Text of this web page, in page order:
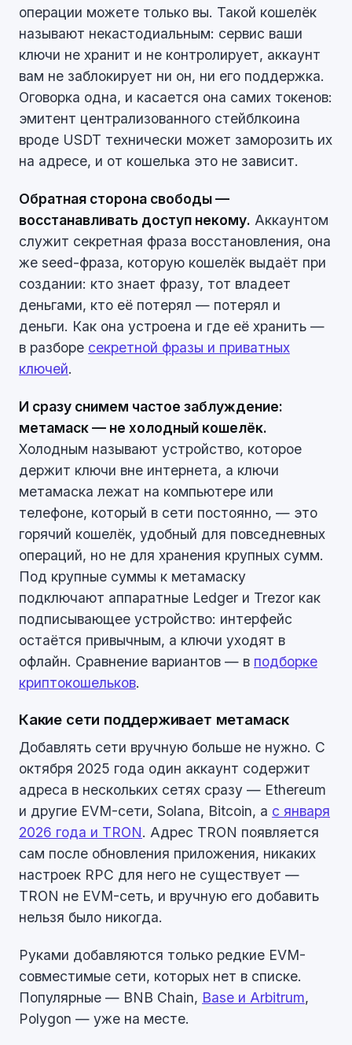
операции можете только вы. Такой кошелёк
называют некастодиальным: сервис ваши
ключи не хранит и не контролирует, аккаунт
вам не заблокирует ни он, ни его поддержка.
Оговорка одна, и касается она самих токенов:
эмитент централизованного стейблкоина
вроде USDT технически может заморозить их
на адресе, и от кошелька это не зависит.
Обратная сторона свободы —
восстанавливать доступ некому. Аккаунтом
служит секретная фраза восстановления, она
же seed-фраза, которую кошелёк выдаёт при
создании: кто знает фразу, тот владеет
деньгами, кто её потерял — потерял и
деньги. Как она устроена и где её хранить —
в разборе секретной фразы и приватных
ключей.
И сразу снимем частое заблуждение:
метамаск — не холодный кошелёк.
Холодным называют устройство, которое
держит ключи вне интернета, а ключи
метамаска лежат на компьютере или
телефоне, который в сети постоянно, — это
горячий кошелёк, удобный для повседневных
операций, но не для хранения крупных сумм.
Под крупные суммы к метамаску
подключают аппаратные Ledger и Trezor как
подписывающее устройство: интерфейс
остаётся привычным, а ключи уходят в
офлайн. Сравнение вариантов — в подборке
криптокошельков.
Какие сети поддерживает метамаск
Добавлять сети вручную больше не нужно. С
октября 2025 года один аккаунт содержит
адреса в нескольких сетях сразу — Ethereum
и другие EVM-сети, Solana, Bitcoin, а с января
2026 года и TRON. Адрес TRON появляется
сам после обновления приложения, никаких
настроек RPC для него не существует —
TRON не EVM-сеть, и вручную его добавить
нельзя было никогда.
Руками добавляются только редкие EVM-
совместимые сети, которых нет в списке.
Популярные — BNB Chain, Base и Arbitrum,
Polygon — уже на месте.